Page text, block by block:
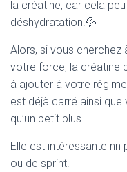
la créatine, car cela
déshydratation.💦
Alors, si vous
votre force, la créatine
à ajouter à votre
est déjà carré ainsi que
qu’un petit plus.
Elle est intéressante
ou de sprint.